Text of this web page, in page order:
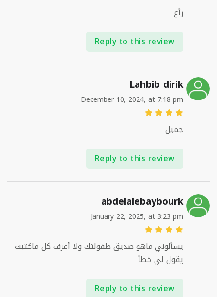
رأع
Reply to this review
Lahbib dirik
December 10, 2024, at 7:18 pm
جميل
Reply to this review
abdelalebaybourk
January 22, 2025, at 3:23 pm
يسألوني ماهو صديق طفولتك ولا أعرف كل ماكتبت
يقول لي خطأ
Reply to this review